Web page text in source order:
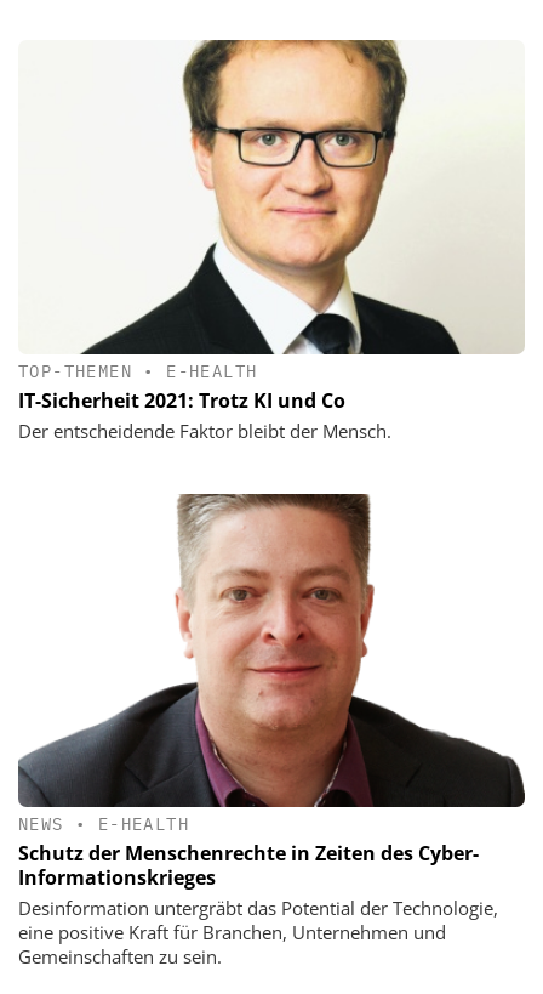
TOP-THEMEN • E-HEALTH
IT-Sicherheit 2021: Trotz KI und Co
Der entscheidende Faktor bleibt der Mensch.
NEWS • E-HEALTH
Schutz der Menschenrechte in Zeiten des Cyber-
Informationskrieges
Desinformation untergräbt das Potential der Technologie,
eine positive Kraft für Branchen, Unternehmen und
Gemeinschaften zu sein.